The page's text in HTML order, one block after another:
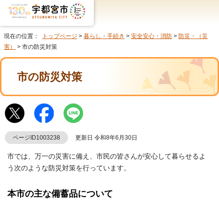
現在の位置： トップページ > 暮らし・手続き > 安全安心・消防 > 防災・（災
害）
> 市の防災対策
市の防災対策
ページID1003238 更新日 令和8年6月30日
市では、万一の災害に備え、市民の皆さんが安心して暮らせるよ
う次のような防災対策を行っています。
本市の主な備蓄品について